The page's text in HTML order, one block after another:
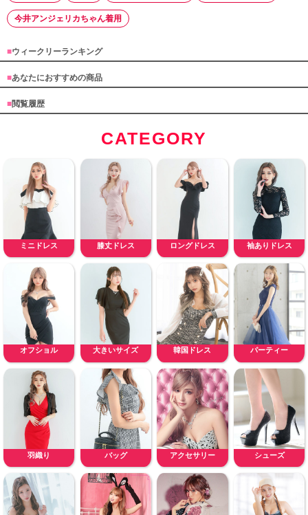
今井アンジェリカちゃん着用
■ウィークリーランキング
■あなたにおすすめの商品
■閲覧履歴
CATEGORY
ミニドレス 膝丈ドレス ロングドレス 袖ありドレス
オフショル 大きいサイズ 韓国ドレス パーティー
羽織り バッグ アクセサリー シューズ